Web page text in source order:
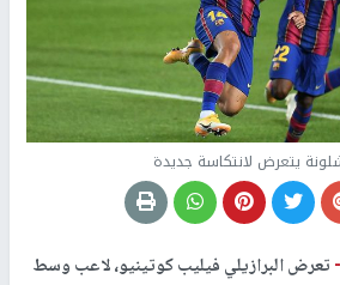
يتعرض لانتكاسة جديدة
تعرض البرازيلي فيليب كوتينيو، لاعب وسط